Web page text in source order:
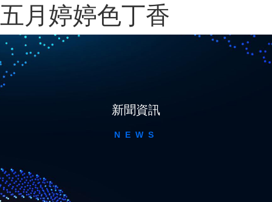
五月婷婷色丁香
新聞資訊
NEWS